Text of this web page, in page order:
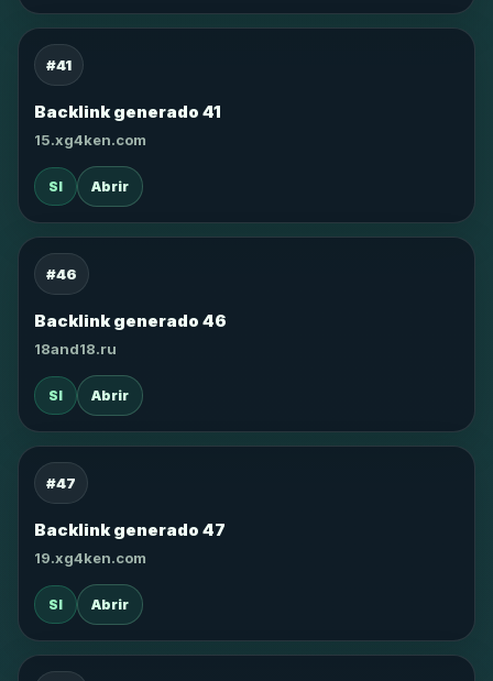
#41
Backlink generado 41
15.xg4ken.com
SI Abrir
#46
Backlink generado 46
18and18.ru
SI Abrir
#47
Backlink generado 47
19.xg4ken.com
SI Abrir